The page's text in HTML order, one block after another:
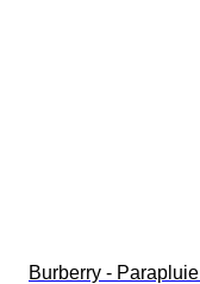
Burberry - Parapluie